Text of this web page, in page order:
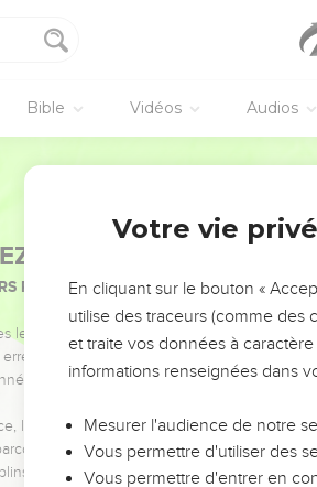
Bible Vidéos Audios
PAS L’ÉVÉNEMENT DE
POUVAIENT VOUS ÉVITER LES VOTRES ?
leaders pour leurs réussites, leur impact, leur
et les saisons difficiles qu'ils ont
leaders, entrepreneurs, et responsables
et les clés pour avancer avec plus de
Que vous guidiez un ministère, une
Votre vie
En cliquant sur le bouton «
utilise des traceurs (comme des
et traite vos données à
informations renseignées dans
Mesurer l'audience de notre
Vous permettre d'utiliser des
Vous permettre d'entrer en